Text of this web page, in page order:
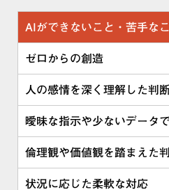
AIができないこと・苦手な
ゼロからの創造
人の感情を深く理解した判
曖昧な指示や少ないデータ
倫理観や価値観を踏まえた
状況に応じた柔軟な対応